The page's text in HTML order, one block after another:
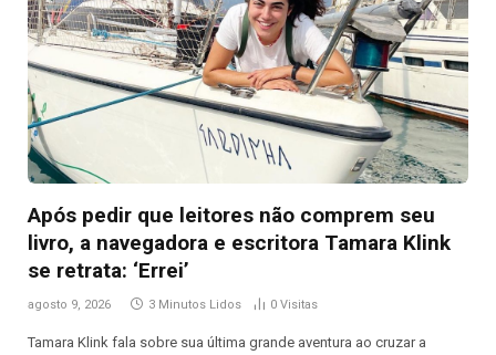
Após pedir que leitores não comprem seu
livro, a navegadora e escritora Tamara Klink
se retrata: ‘Errei’
agosto 9, 2026 3 Minutos Lidos 0 Visitas
Tamara Klink fala sobre sua última grande aventura ao cruzar a